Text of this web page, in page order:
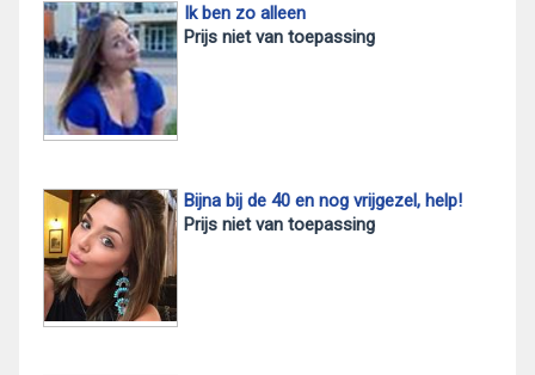
Ik ben zo alleen
Prijs niet van toepassing
Bijna bij de 40 en nog vrijgezel, help!
Prijs niet van toepassing